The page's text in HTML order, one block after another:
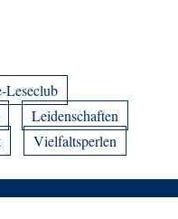
Leseclub
Leidenschaften
Vielfaltsperlen